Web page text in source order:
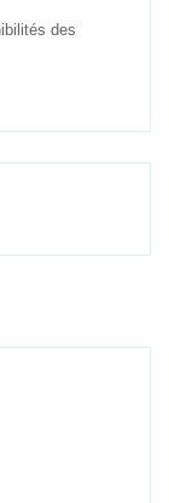
des